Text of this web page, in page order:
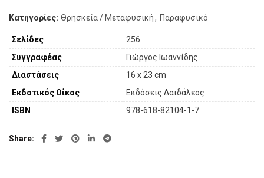
Κατηγορίες: Θρησκεία / Μεταφυσική, Παραφυσικό
Σελίδες
256
Συγγραφέας
Γιώργος Ιωαννίδης
Διαστάσεις
16 x 23 cm
Εκδοτικός Οίκος
Εκδόσεις Δαιδάλεος
ISBN
978-618-82104-1-7
Share